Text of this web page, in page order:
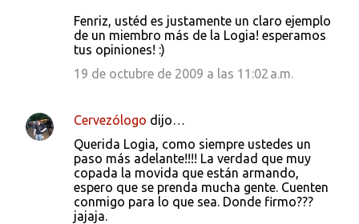
Fenriz, ustéd es justamente un claro ejemplo
de un miembro más de la Logia! esperamos
tus opiniones! :)
19 de octubre de 2009 a las 11:02 a.m.
Cervezólogo dijo…
Querida Logia, como siempre ustedes un
paso más adelante!!!! La verdad que muy
copada la movida que están armando,
espero que se prenda mucha gente. Cuenten
conmigo para lo que sea. Donde firmo???
jajaja.